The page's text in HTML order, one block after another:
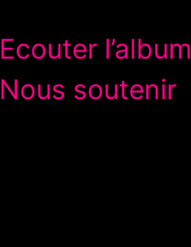
Ecouter l’album
Nous soutenir